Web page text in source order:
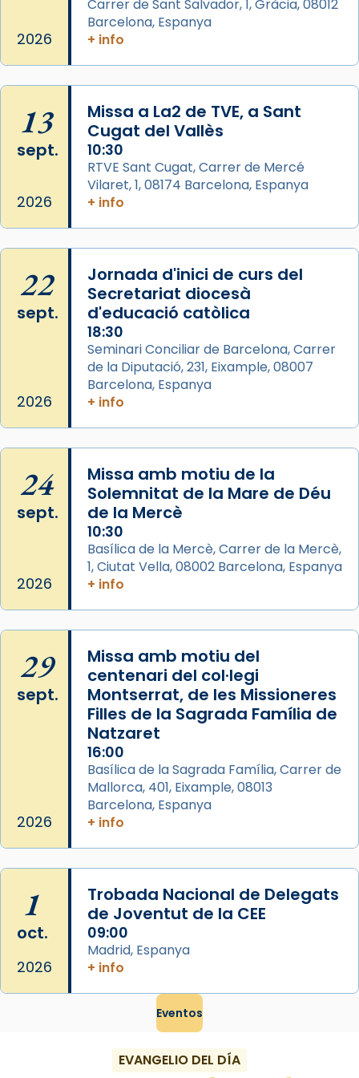
L’arquebisbe de Barcelona, el cardenal Joan
Josep Omella, ha presidit la missa i l’ha
concelebrat el bisbe auxiliar de Barcelona,
Mons. David Abadías.
📸 Dr. G. Simón
View on Facebook · Share
Arquebisbat de Barcelona
Memòria de les santes Juliana i
Semproniana, verges i màrtirs.
Acompanyant la història de sant Cugat, a
partir de l’Edat Mitjana sorgeix la tradició
que les santes Juliana (“relatiu a Júlia”) i
Semproniana (“relatiu a Semprònia =
eterna”) són deixebles seves. I l’any 1667, el
frare Joan Gaspar Roig, afirma en una obra
Foto
View on Facebook · Share
2026
Carrer de Sant Salvador, 1, Gràcia, 08012
Barcelona, Espanya
+ info
13
sept.
2026
Missa a La2 de TVE, a Sant
Cugat del Vallès
10:30
RTVE Sant Cugat, Carrer de Mercé
Vilaret, 1, 08174 Barcelona, Espanya
+ info
22
sept.
2026
Jornada d'inici de curs del
Secretariat diocesà
d'educació catòlica
18:30
Seminari Conciliar de Barcelona, Carrer
de la Diputació, 231, Eixample, 08007
Barcelona, Espanya
+ info
24
sept.
2026
Missa amb motiu de la
Solemnitat de la Mare de Déu
de la Mercè
10:30
Basílica de la Mercè, Carrer de la Mercè,
1, Ciutat Vella, 08002 Barcelona, Espanya
+ info
29
sept.
2026
Missa amb motiu del
centenari del col·legi
Montserrat, de les Missioneres
Filles de la Sagrada Família de
Natzaret
16:00
Basílica de la Sagrada Família, Carrer de
Mallorca, 401, Eixample, 08013
Barcelona, Espanya
+ info
1
oct.
2026
Trobada Nacional de Delegats
de Joventut de la CEE
09:00
Madrid, Espanya
+ info
Eventos
EVANGELIO DEL DÍA